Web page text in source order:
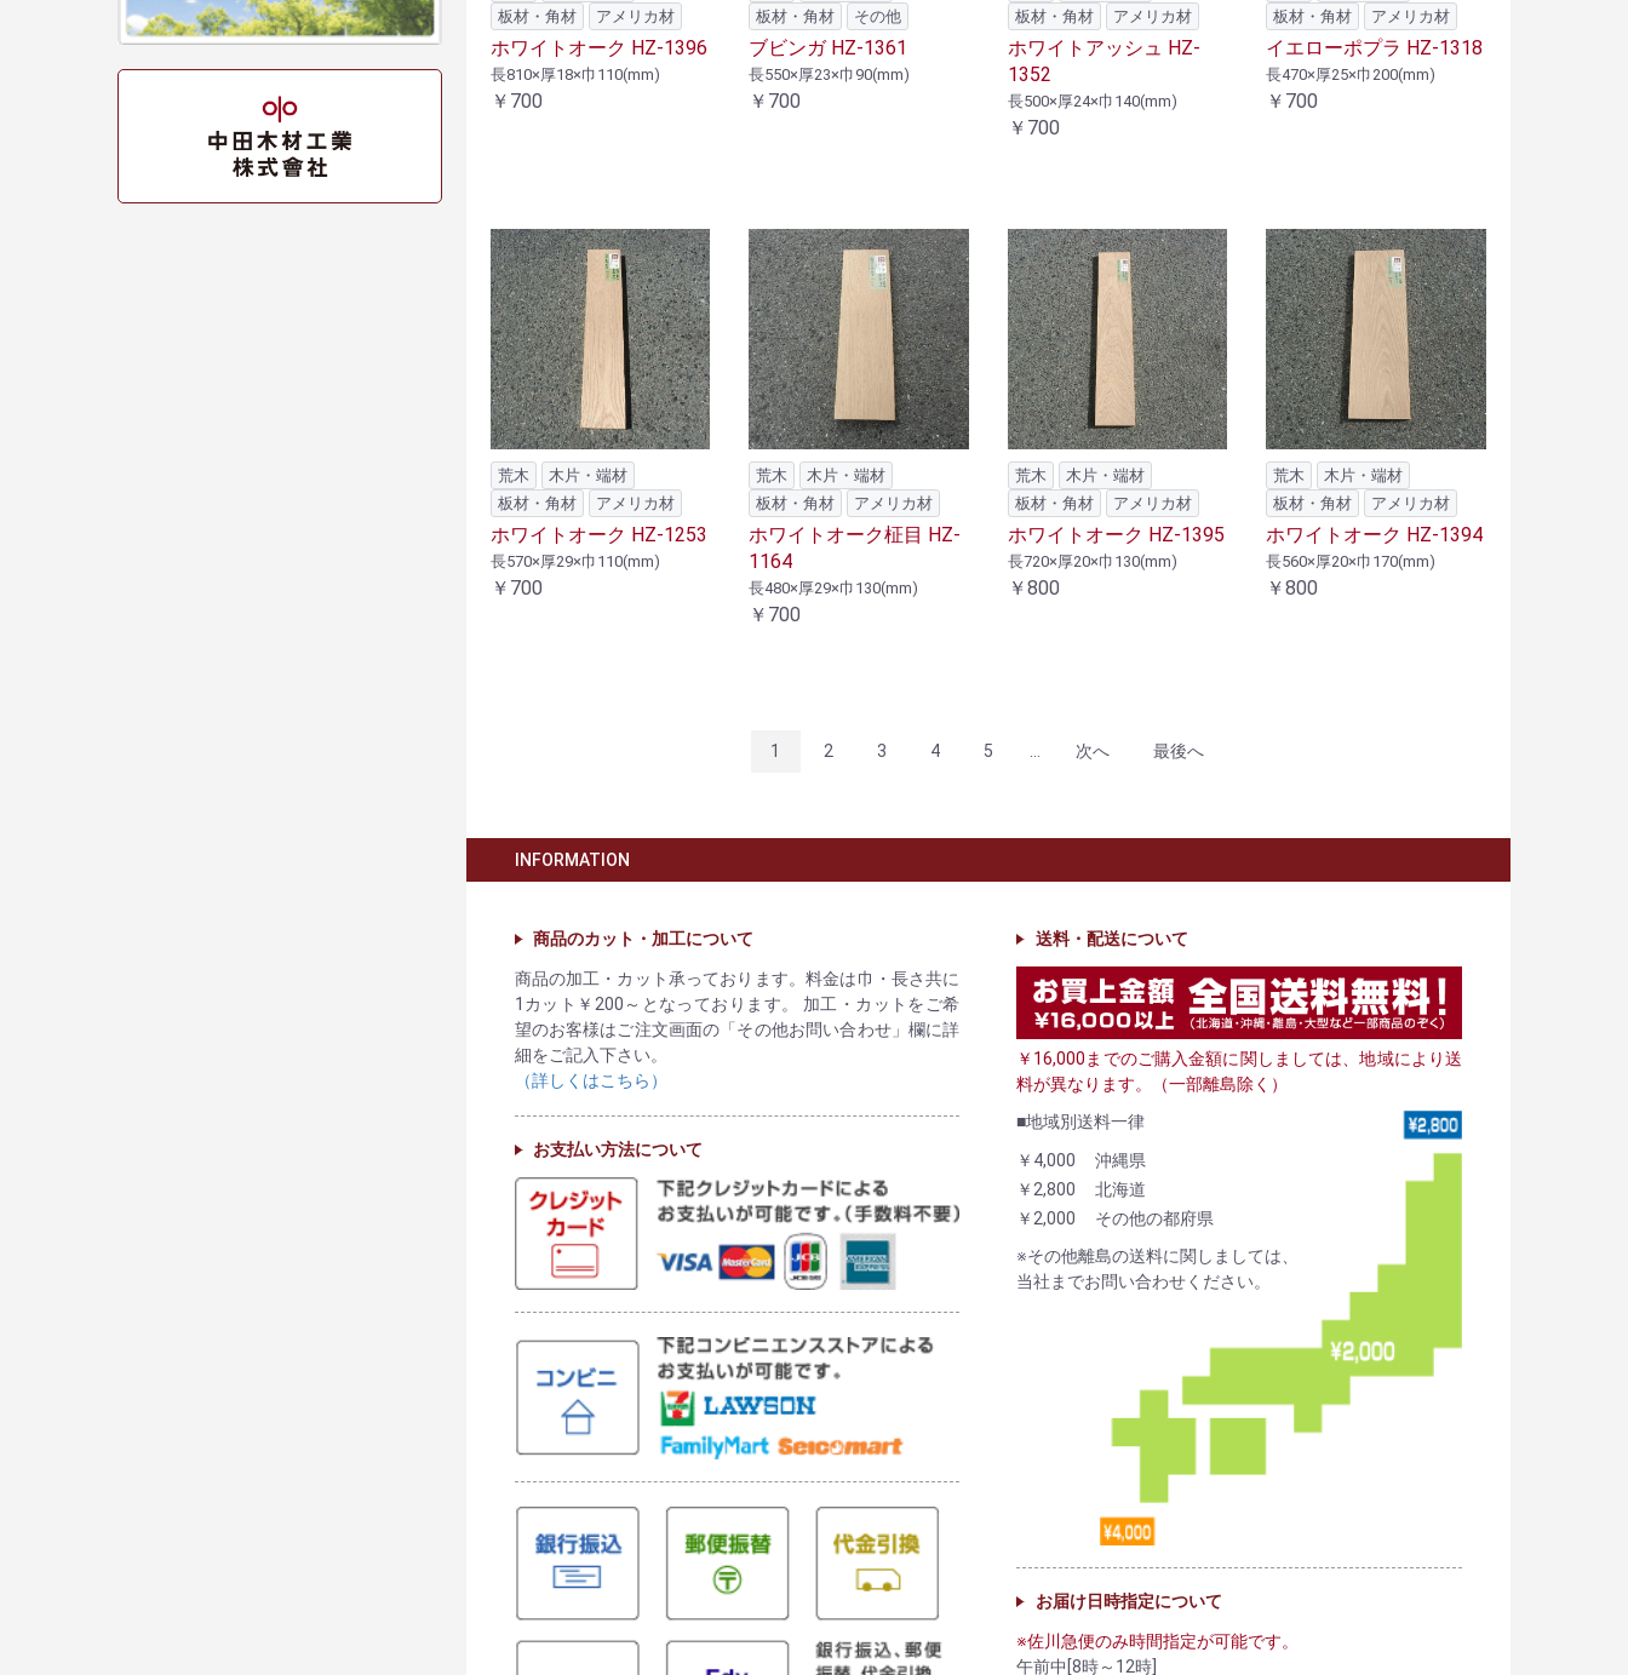
板材・角材
アメリカ材
ホワイトオーク HZ-1396
長810×厚18×巾110(mm)
￥700
板材・角材
その他
ブビンガ HZ-1361
長550×厚23×巾90(mm)
￥700
板材・角材
アメリカ材
ホワイトアッシュ HZ-
1352
長500×厚24×巾140(mm)
￥700
板材・角材
アメリカ材
イエローポプラ HZ-1318
長470×厚25×巾200(mm)
￥700
荒木
木片・端材
板材・角材
アメリカ材
ホワイトオーク HZ-1253
長570×厚29×巾110(mm)
￥700
荒木
木片・端材
板材・角材
アメリカ材
ホワイトオーク柾目 HZ-
1164
長480×厚29×巾130(mm)
￥700
荒木
木片・端材
板材・角材
アメリカ材
ホワイトオーク HZ-1395
長720×厚20×巾130(mm)
￥800
荒木
木片・端材
板材・角材
アメリカ材
ホワイトオーク HZ-1394
長560×厚20×巾170(mm)
￥800
1 2 3 4 5 次へ 最後へ
INFORMATION
商品のカット・加工について
商品の加工・カット承っております。料金は巾・長さ共に
1カット￥200～となっております。 加工・カットをご希
望のお客様はご注文画面の「その他お問い合わせ」欄に詳
細をご記入下さい。
（詳しくはこちら）
お支払い方法について
送料・配送について
￥16,000までのご購入金額に関しましては、地域により送
料が異なります。（一部離島除く）
■地域別送料一律
￥4,000
沖縄県
￥2,800
北海道
￥2,000
その他の都府県
※その他離島の送料に関しましては、
当社までお問い合わせください。
お届け日時指定について
※佐川急便のみ時間指定が可能です。
午前中[8時～12時]